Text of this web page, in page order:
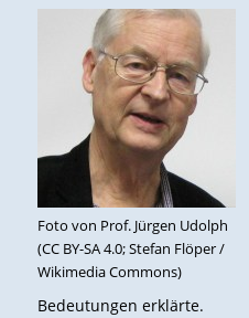
Foto von Prof. Jürgen Udolph
(CC BY-SA 4.0; Stefan Flöper /
Wikimedia Commons)
Bedeutungen erklärte.